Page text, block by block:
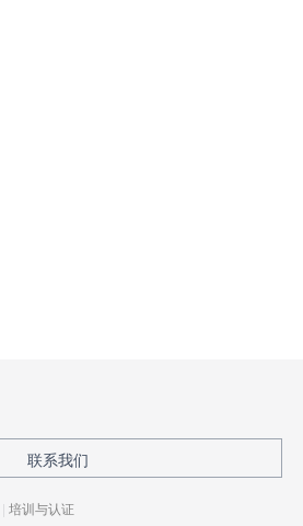
联系我们
| 培训与认证